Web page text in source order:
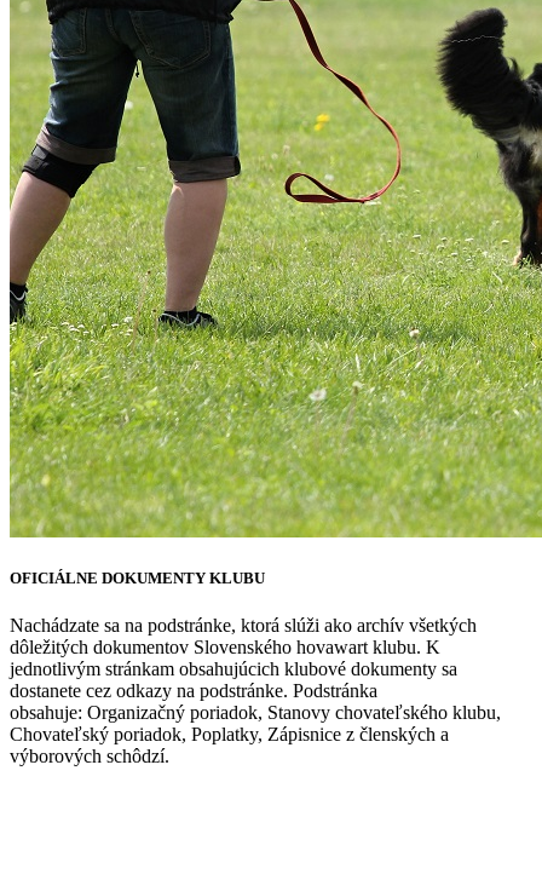
OFICIÁLNE DOKUMENTY KLUBU
Nachádzate sa na podstránke, ktorá slúži ako archív všetkých
dôležitých dokumentov Slovenského hovawart klubu. K
jednotlivým stránkam obsahujúcich klubové dokumenty sa
dostanete cez odkazy na podstránke. Podstránka
obsahuje: Organizačný poriadok, Stanovy chovateľského klubu,
Chovateľský poriadok, Poplatky, Zápisnice z členských a
výborových schôdzí.